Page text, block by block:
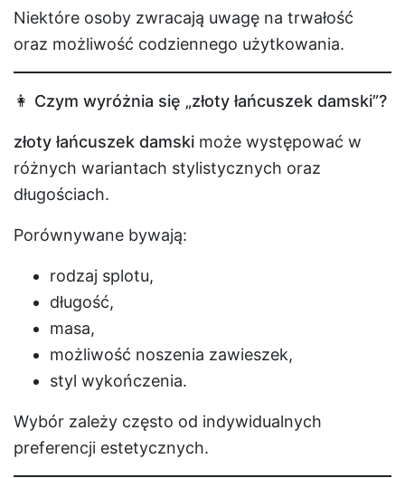
Niektóre osoby zwracają uwagę na trwałość
oraz możliwość codziennego użytkowania.
👩 Czym wyróżnia się „złoty łańcuszek damski”?
złoty łańcuszek damski może występować w
różnych wariantach stylistycznych oraz
długościach.
Porównywane bywają:
rodzaj splotu,
długość,
masa,
możliwość noszenia zawieszek,
styl wykończenia.
Wybór zależy często od indywidualnych
preferencji estetycznych.